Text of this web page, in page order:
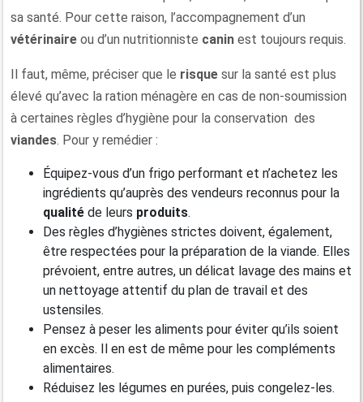
sa santé. Pour cette raison, l’accompagnement d’un
vétérinaire ou d’un nutritionniste canin est toujours requis.
Il faut, même, préciser que le risque sur la santé est plus
élevé qu’avec la ration ménagère en cas de non-soumission
à certaines règles d’hygiène pour la conservation des
viandes. Pour y remédier :
Équipez-vous d’un frigo performant et n’achetez les
ingrédients qu’auprès des vendeurs reconnus pour la
qualité de leurs produits.
Des règles d’hygiènes strictes doivent, également,
être respectées pour la préparation de la viande. Elles
prévoient, entre autres, un délicat lavage des mains et
un nettoyage attentif du plan de travail et des
ustensiles.
Pensez à peser les aliments pour éviter qu’ils soient
en excès. Il en est de même pour les compléments
alimentaires.
Réduisez les légumes en purées, puis congelez-les.